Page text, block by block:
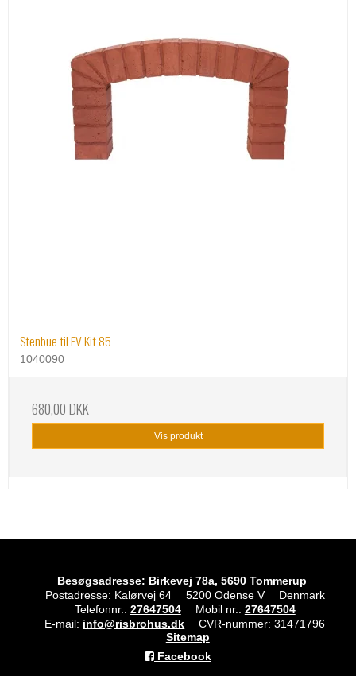
Stenbue til FV Kit 85
1040090
680,00 DKK
Vis produkt
Besøgsadresse: Birkevej 78a, 5690 Tommerup
Postadresse: Kalørvej 64
5200 Odense V
Denmark
Telefonnr. : 27647504 Mobil nr. : 27647504
E-mail: info@risbrohus.dk CVR-nummer: 31471796
Sitemap
Facebook